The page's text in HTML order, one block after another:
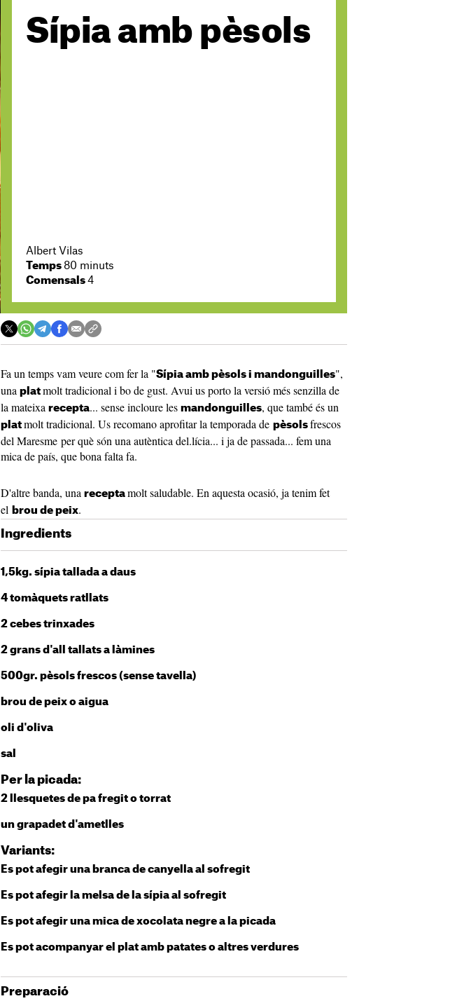
Sípia amb pèsols
Albert Vilas
Temps 80 minuts
Comensals 4
Fa un temps vam veure com fer la "Sípia amb pèsols i mandonguilles",
una plat molt tradicional i bo de gust. Avui us porto la versió més senzilla de
la mateixa recepta... sense incloure les mandonguilles, que també és un
plat molt tradicional. Us recomano aprofitar la temporada de pèsols frescos
del Maresme per què són una autèntica del.lícia... i ja de passada... fem una
mica de país, que bona falta fa.
D'altre banda, una recepta molt saludable. En aquesta ocasió, ja tenim fet
el brou de peix.
Ingredients
1,5kg. sípia tallada a daus
4 tomàquets ratllats
2 cebes trinxades
2 grans d'all tallats a làmines
500gr. pèsols frescos (sense tavella)
brou de peix o aigua
oli d'oliva
sal
Per la picada:
2 llesquetes de pa fregit o torrat
un grapadet d'ametlles
Variants:
Es pot afegir una branca de canyella al sofregit
Es pot afegir la melsa de la sípia al sofregit
Es pot afegir una mica de xocolata negre a la picada
Es pot acompanyar el plat amb patates o altres verdures
Preparació